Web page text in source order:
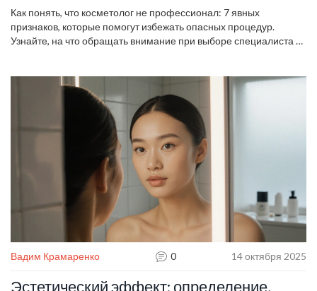
Как понять, что косметолог не профессионал: 7 явных
признаков, которые помогут избежать опасных процедур.
Узнайте, на что обращать внимание при выборе специалиста и
Вадим Крамаренко 0 14 октября 2025
Эстетический эффект: определение,